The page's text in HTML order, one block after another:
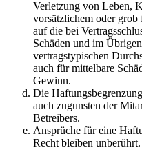
Verletzung von Leben,
vorsätzlichem oder grob
auf die bei
Schäden und im
vertragstypischen
auch für mittelbare
Gewinn.
Die
auch zugunsten der
Betreibers.
Ansprüche für eine
Recht bleiben unberührt.